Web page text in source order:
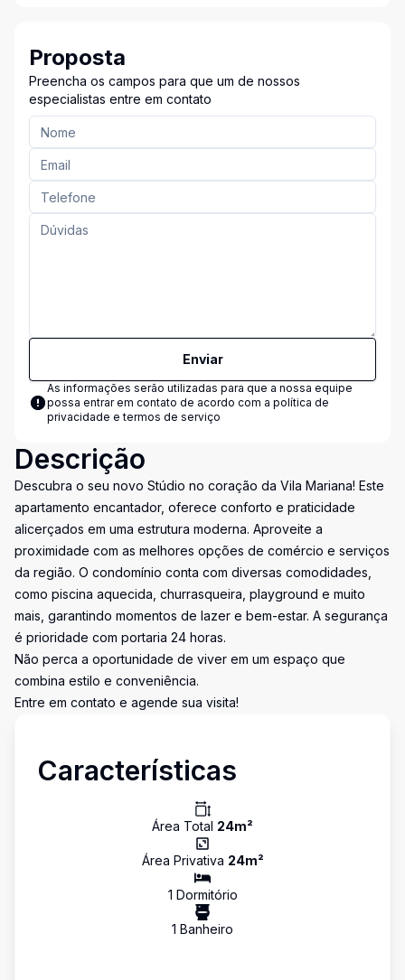
Proposta
Preencha os campos para que um de nossos
especialistas entre em contato
Enviar
As informações serão utilizadas para que a nossa equipe
possa entrar em contato de acordo com a política de
privacidade e termos de serviço
Descrição
Descubra o seu novo Stúdio no coração da Vila Mariana! Este
apartamento encantador, oferece conforto e praticidade
alicerçados em uma estrutura moderna. Aproveite a
proximidade com as melhores opções de comércio e serviços
da região. O condomínio conta com diversas comodidades,
como piscina aquecida, churrasqueira, playground e muito
mais, garantindo momentos de lazer e bem-estar. A segurança
é prioridade com portaria 24 horas.
Não perca a oportunidade de viver em um espaço que
combina estilo e conveniência.
Entre em contato e agende sua visita!
Características
Área Total 24m²
Área Privativa 24m²
1 Dormitório
1 Banheiro